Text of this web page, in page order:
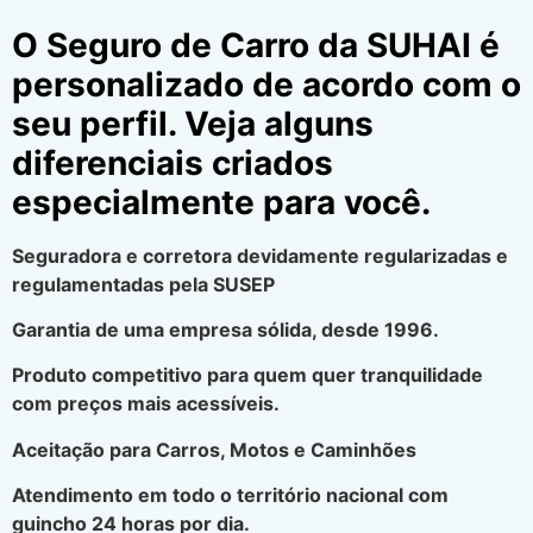
O Seguro de Carro da SUHAI é
personalizado de acordo com o
seu perfil. Veja alguns
diferenciais criados
especialmente para você.
Seguradora e corretora devidamente regularizadas e
regulamentadas pela SUSEP
Garantia de uma empresa sólida, desde 1996.
Produto competitivo para quem quer tranquilidade
com preços mais acessíveis.
Aceitação para Carros, Motos e Caminhões
Atendimento em todo o território nacional com
guincho 24 horas por dia.